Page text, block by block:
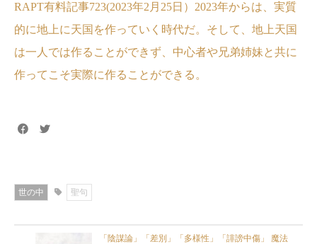
RAPT有料記事723(2023年2月25日）2023年からは、実質
的に地上に天国を作っていく時代だ。そして、地上天国
は一人では作ることができず、中心者や兄弟姉妹と共に
作ってこそ実際に作ることができる。
世の中 聖句
「陰謀論」「差別」「多様性」「誹謗中傷」 魔法